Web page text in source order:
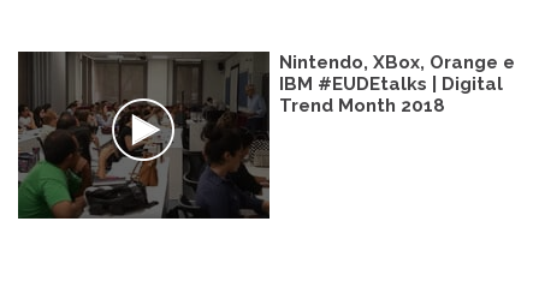
Nintendo, XBox, Orange e
IBM #EUDEtalks | Digital
Trend Month 2018